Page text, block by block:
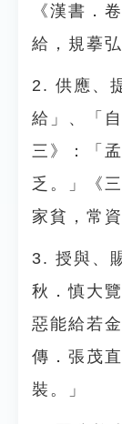
《漢書．
給，規摹
2. 供應、
給」、「
三》：「
乏。」《
家貧，常
3. 授與、
秋．慎大
惡能給若
傳．張茂
裝。」